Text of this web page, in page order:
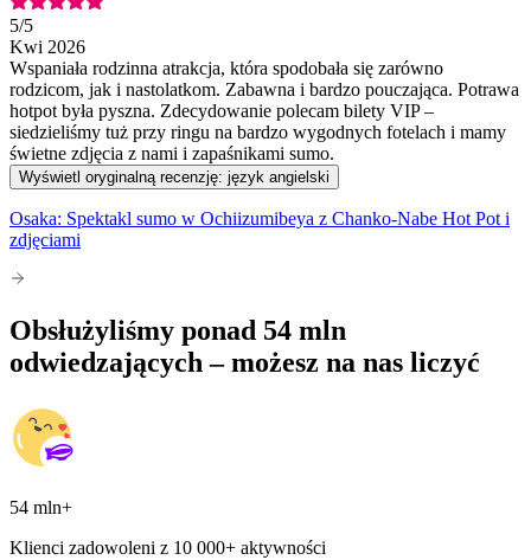
5/5
Kwi 2026
Wspaniała rodzinna atrakcja, która spodobała się zarówno
rodzicom, jak i nastolatkom. Zabawna i bardzo pouczająca. Potrawa
hotpot była pyszna. Zdecydowanie polecam bilety VIP –
siedzieliśmy tuż przy ringu na bardzo wygodnych fotelach i mamy
świetne zdjęcia z nami i zapaśnikami sumo.
Wyświetl oryginalną recenzję: język angielski
Osaka: Spektakl sumo w Ochiizumibeya z Chanko-Nabe Hot Pot i
zdjęciami
Obsłużyliśmy ponad 54 mln
odwiedzających – możesz na nas liczyć
54 mln+
Klienci zadowoleni z 10 000+ aktywności